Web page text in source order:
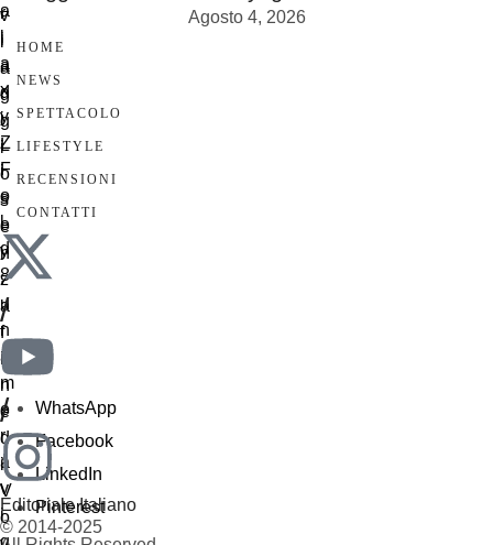
Agosto 4, 2026
HOME
NEWS
SPETTACOLO
LIFESTYLE
RECENSIONI
CONTATTI
/
/
Editoriale Italiano
© 2014-2025
WhatsApp
Facebook
LinkedIn
Pinterest